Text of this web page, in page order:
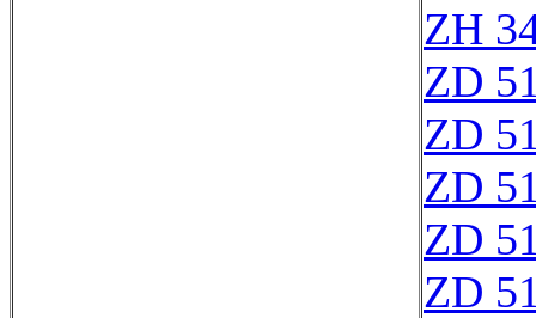
ZH
ZD
ZD
ZD
ZD
ZD